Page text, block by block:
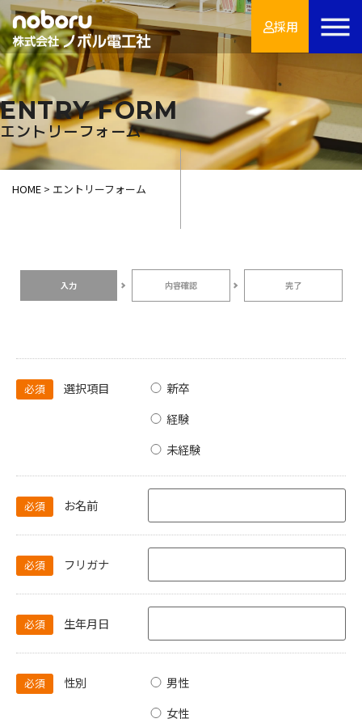
採用
ENTRY FORM
エントリーフォーム
HOME > エントリーフォーム
入力 内容確認 完了
必須 選択項目
新卒
経験
未経験
必須 お名前
必須 フリガナ
必須 生年月日
必須 性別
男性
女性